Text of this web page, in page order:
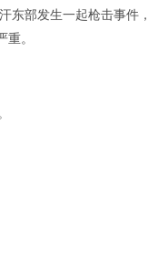
东部发生一起枪击事件，
。